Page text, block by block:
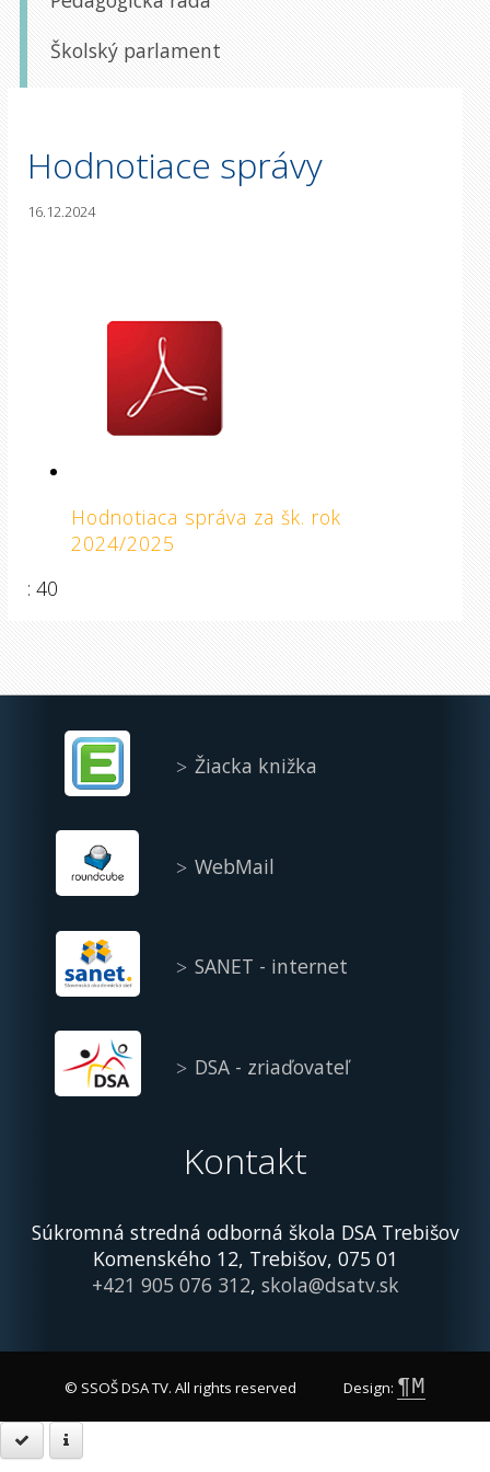
Školský parlament
Hodnotiace správy
16.12.2024
Hodnotiaca správa za šk. rok
2024/2025
: 40
Žiacka knižka
WebMail
SANET - internet
DSA - zriaďovateľ
Kontakt
Súkromná stredná odborná škola DSA Trebišov
Komenského 12, Trebišov, 075 01
+421 905 076 312, skola@dsatv.sk
© SSOŠ DSA TV. All rights reserved Design: ¶M